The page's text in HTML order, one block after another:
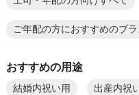
ご年配の方におすすめのブラ
おすすめの用途
結婚内祝い用 出産内祝